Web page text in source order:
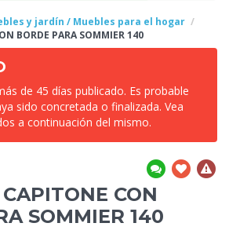
y jardín / Muebles para el hogar
BORDE PARA SOMMIER140
de 45 días publicado. Es probable
sido concretada o finalizada. Vea
a continuación del mismo.
CON
SOMMIER 140